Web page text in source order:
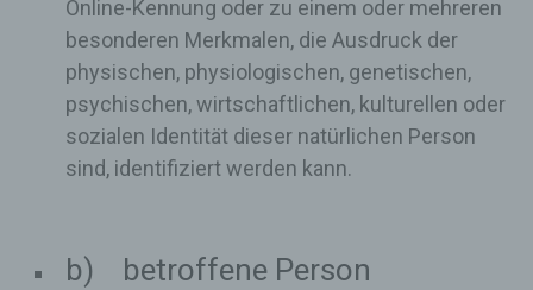
Online-Kennung oder zu einem oder mehreren
besonderen Merkmalen, die Ausdruck der
physischen, physiologischen, genetischen,
psychischen, wirtschaftlichen, kulturellen oder
sozialen Identität dieser natürlichen Person
sind, identifiziert werden kann.
b) betroffene Person